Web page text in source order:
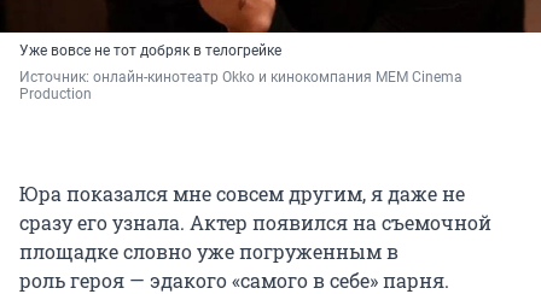
Уже вовсе не тот добряк в телогрейке
Источник: онлайн-кинотеатр Okko и кинокомпания MEM Cinema
Production
Юра показался мне совсем другим, я даже не
сразу его узнала. Актер появился на съемочной
площадке словно уже погруженным в
роль героя — эдакого «самого в себе» парня.